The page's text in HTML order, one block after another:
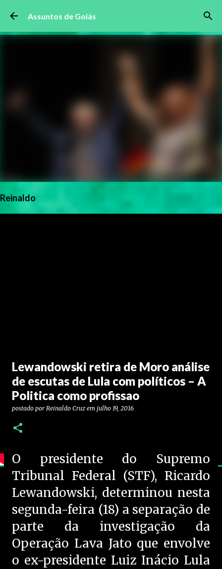
Pular para o conteúdo principal
Assuntos de Goiás
Reinaldo
Lewandowski retira de Moro análise
de escutas de Lula com políticos – A
Politica como profissao
postado por Reinaldo Cruz em julho 19, 2016
O presidente do Supremo
Tribunal Federal (STF), Ricardo
Lewandowski, determinou nesta
segunda-feira (18) a separação de
parte da investigação da
Operação Lava Jato que envolve
o ex-presidente Luiz Inácio Lula